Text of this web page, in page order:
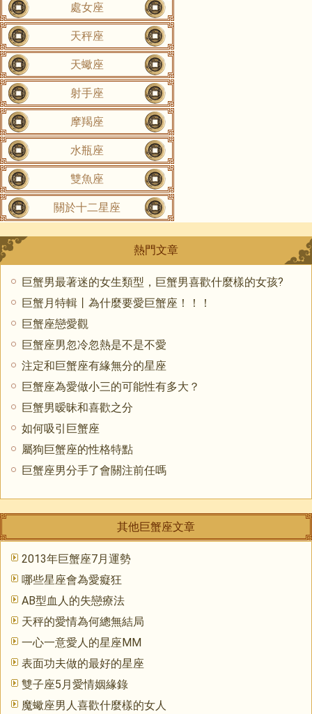
處女座
天秤座
天蠍座
射手座
摩羯座
水瓶座
雙魚座
關於十二星座
熱門文章
巨蟹男最著迷的女生類型，巨蟹男喜歡什麼樣的女孩?
巨蟹月特輯丨為什麼要愛巨蟹座！！！
巨蟹座戀愛觀
巨蟹座男忽冷忽熱是不是不愛
注定和巨蟹座有緣無分的星座
巨蟹座為愛做小三的可能性有多大？
巨蟹男暧昧和喜歡之分
如何吸引巨蟹座
屬狗巨蟹座的性格特點
巨蟹座男分手了會關注前任嗎
其他巨蟹座文章
2013年巨蟹座7月運勢
哪些星座會為愛癡狂
AB型血人的失戀療法
天秤的愛情為何總無結局
一心一意愛人的星座MM
表面功夫做的最好的星座
雙子座5月愛情姻緣錄
魔蠍座男人喜歡什麼樣的女人